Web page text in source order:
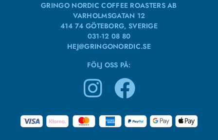
GRINGO NORDIC COFFEE ROASTERS AB
VARHOLMSGATAN 12
414 74 GÖTEBORG, SVERIGE
031-12 08 80
HEJ@GRINGONORDIC.SE
FÖLJ OSS PÅ: